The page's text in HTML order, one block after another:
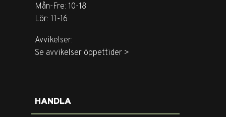
Mån-Fre: 10-18
Lör: 11-16
Avvikelser:
Se avvikelser öppettider >
HANDLA